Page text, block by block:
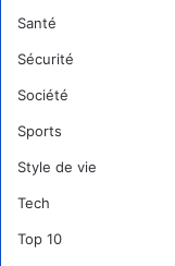
Santé
Sécurité
Société
Sports
Style de vie
Tech
Top 10